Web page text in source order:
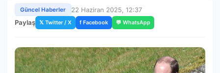
Güncel Haberler
22 Haziran 2025, 12:37
Paylaş 𝕏 Twitter / X f Facebook 💬 WhatsApp